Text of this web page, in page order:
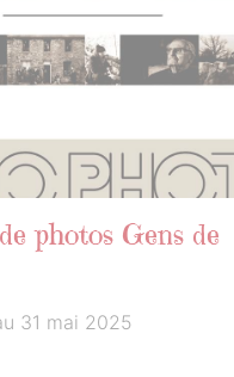
photos Gens de
31 mai 2025